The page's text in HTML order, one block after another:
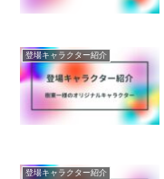
登場キャラクター紹介
登場キャラクター紹介